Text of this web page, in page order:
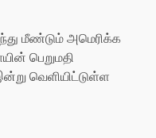
மீண்டும் அமெரிக்க
பெறுமதி
வெளியிட்டுள்ள